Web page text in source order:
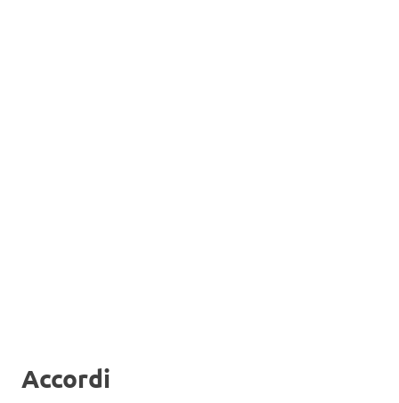
Accordi